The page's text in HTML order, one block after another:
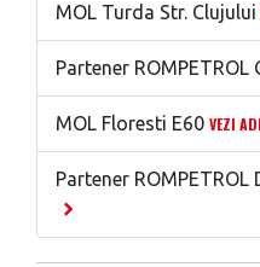
MOL Turda Str. Clujului
Partener ROMPETROL
MOL Floresti E60 VEZI
Partener ROMPETROL